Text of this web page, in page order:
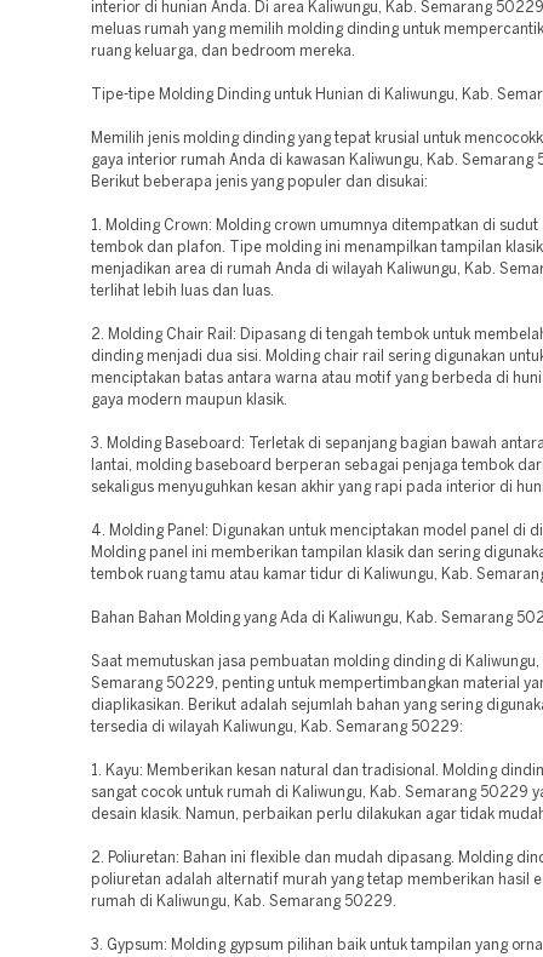
interior di hunian Anda. Di area Kaliwungu, Kab. Semarang
meluas rumah yang memilih molding dinding untuk
ruang keluarga, dan bedroom mereka.
Tipe-tipe Molding Dinding untuk Hunian di Kaliwungu, Kab.
Memilih jenis molding dinding yang tepat krusial untuk
gaya interior rumah Anda di kawasan Kaliwungu, Kab. Semarang
Berikut beberapa jenis yang populer dan disukai:
1. Molding Crown: Molding crown umumnya ditempatkan di sudut
tembok dan plafon. Tipe molding ini menampilkan tampilan
menjadikan area di rumah Anda di wilayah Kaliwungu, Kab.
terlihat lebih luas dan luas.
2. Molding Chair Rail: Dipasang di tengah tembok untuk
dinding menjadi dua sisi. Molding chair rail sering digunakan
menciptakan batas antara warna atau motif yang berbeda di
gaya modern maupun klasik.
3. Molding Baseboard: Terletak di sepanjang bagian bawah
lantai, molding baseboard berperan sebagai penjaga tembok
sekaligus menyuguhkan kesan akhir yang rapi pada interior di
4. Molding Panel: Digunakan untuk menciptakan model panel di
Molding panel ini memberikan tampilan klasik dan sering
tembok ruang tamu atau kamar tidur di Kaliwungu, Kab.
Bahan Bahan Molding yang Ada di Kaliwungu, Kab. Semarang
Saat memutuskan jasa pembuatan molding dinding di Kaliwungu,
Semarang 50229, penting untuk mempertimbangkan material
diaplikasikan. Berikut adalah sejumlah bahan yang sering
tersedia di wilayah Kaliwungu, Kab. Semarang 50229:
1. Kayu: Memberikan kesan natural dan tradisional. Molding
sangat cocok untuk rumah di Kaliwungu, Kab. Semarang 50229
desain klasik. Namun, perbaikan perlu dilakukan agar tidak
2. Poliuretan: Bahan ini flexible dan mudah dipasang. Molding
poliuretan adalah alternatif murah yang tetap memberikan hasil
rumah di Kaliwungu, Kab. Semarang 50229.
3. Gypsum: Molding gypsum pilihan baik untuk tampilan yang